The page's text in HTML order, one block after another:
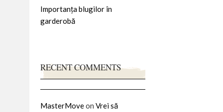
Importanța blugilor în
garderobă
RECENT COMMENTS
MasterMoveon Vrei să